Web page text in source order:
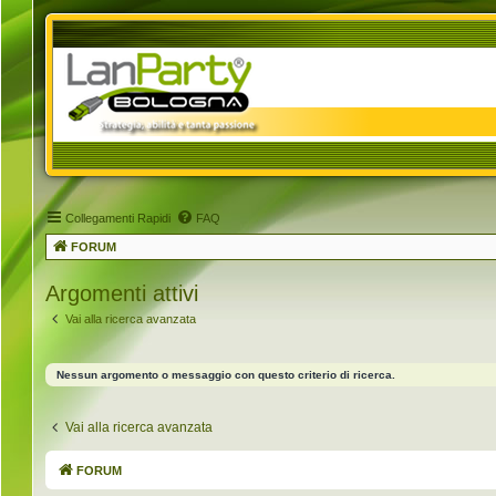
Collegamenti Rapidi FAQ
FORUM
Argomenti attivi
Vai alla ricerca avanzata
Nessun argomento o messaggio con questo criterio di ricerca.
Vai alla ricerca avanzata
FORUM